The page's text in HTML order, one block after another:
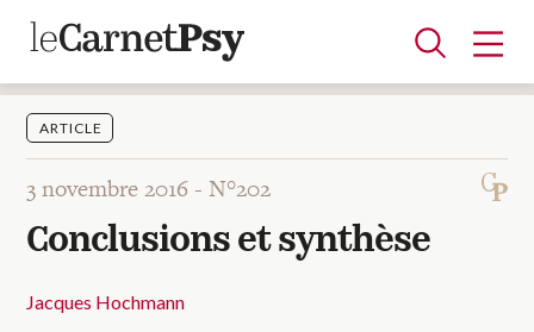
Articles
A la une
Adolescence
Dispositif
Enfance
Périnatalité
Psychanalyse
Psychopathologie
Soin
ARTICLE
3 novembre 2016 -N°202
Conclusions et synthèse
Jacques Hochmann